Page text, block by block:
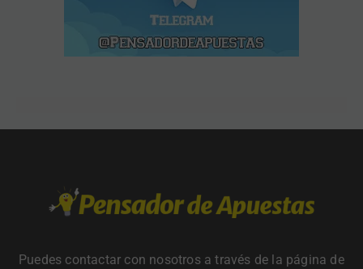
Puedes contactar con nosotros a través de la página de